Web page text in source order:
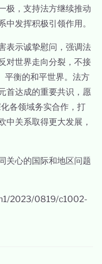
极，支持法方继续推动
发挥积极引领作用。
表示诚挚慰问，强调法
对世界走向分裂，不接
平衡的和平世界。法方
首达成的重要共识，愿
各领域务实合作，打
中关系取得更大发展，
关心的国际和地区问题
2023/0819/c1002-